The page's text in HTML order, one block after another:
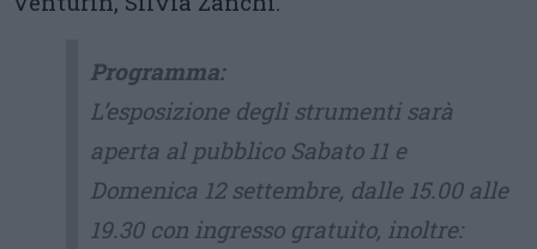
Programma:
L’esposizione degli strumenti sarà
aperta al pubblico Sabato 11 e
Domenica 12 settembre, dalle 15.00 alle
19.30 con ingresso gratuito, inoltre: